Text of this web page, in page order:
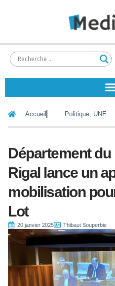
Accueil Politique, UNE
Département du
Rigal lance un
mobilisation
Lot
20 janvier 2025 Thibaut Souperbie